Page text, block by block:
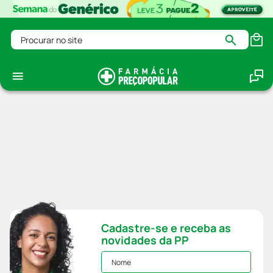
Procurar no site
Cadastre-se e receba as
novidades da PP